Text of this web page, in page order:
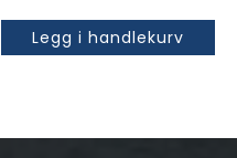
Legg i handlekurv